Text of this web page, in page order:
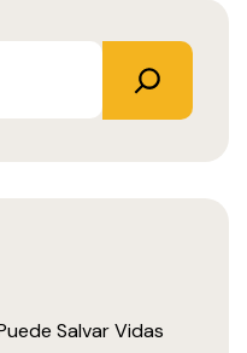
Salvar Vidas